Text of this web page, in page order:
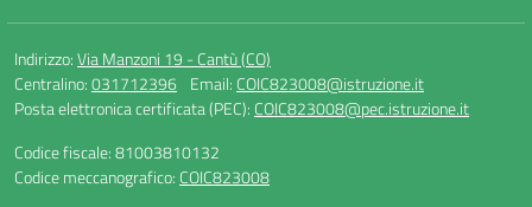
Indirizzo:Via Manzoni 19 - Cantù (CO)
Centralino:031712396 Email: COIC823008@istruzione.it
Posta elettronica certificata (PEC): COIC823008@pec.istruzione.it
Codice fiscale: 81003810132
Codice meccanografico: COIC823008